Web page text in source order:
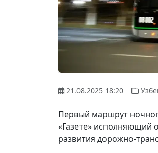
21.08.2025 18:20
Первый маршрут
«Газете» исполняющий
развития дорожно-